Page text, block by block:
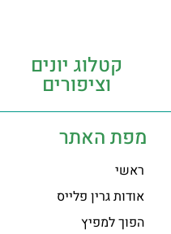
קטלוג יונים
וציפורים
מפת האתר
ראשי
אודות גרין פלייס
הפוך למפיץ